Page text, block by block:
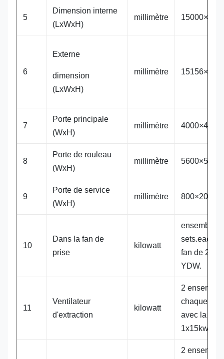
5
Dimension interne
(LxWxH)
millimètre
6
Externe
dimension
(LxWxH)
millimètre
7
Porte principale
(WxH)
millimètre 4000×4500
8
Porte de rouleau
(WxH)
millimètre 5600×5500
9
Porte de service
(WxH)
millimètre 800×2000
10
Dans la fan de
prise
kilowatt
ensemble
sets.each
fan de
YDW.
11
Ventilateur
d'extraction
kilowatt
2
chaque
avec la fan
1x15kw
2